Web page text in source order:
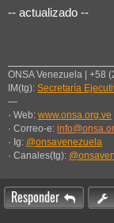
n
-- actualizado --
ONSA Venezuela | +58
IM(tg): Secretaría
—
· Web: www.onsa.org.ve
· Correo-e:
· Ig: @onsavenezuela
· Canales(tg):
Responder